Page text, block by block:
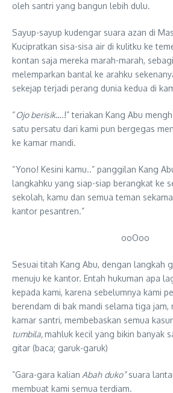
oleh santri yang bangun lebih dulu.
Sayup-sayup kudengar suara azan di
Kucipratkan sisa-sisa air di kulitku ke
kontan saja mereka marah-marah,
melemparkan bantal ke arahku
sekejap terjadi perang dunia kedua di
“Ojo berisik….!” teriakan Kang Abu
satu persatu dari kami pun bergegas
ke kamar mandi.
“Yono! Kesini kamu..” panggilan Kang
langkahku yang siap-siap berangkat ke
sekolah, kamu dan semua teman
kantor pesantren.”
ooOoo
Sesuai titah Kang Abu, dengan langkah
menuju ke kantor. Entah hukuman apa
kepada kami, karena sebelumnya kami
berendam di bak mandi selama tiga jam,
kamar santri, membebaskan semua
tumbila,mahluk kecil yang bikin banyak
gitar (baca; garuk-garuk)
”Gara-gara kalian Abah duko”suara
membuat kami semua terdiam.